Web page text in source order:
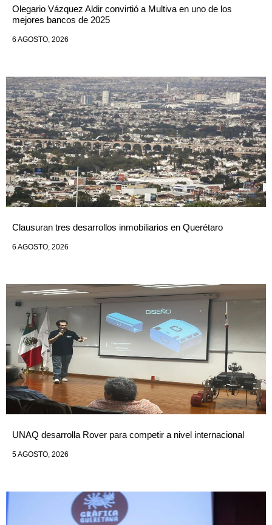
Olegario Vázquez Aldir convirtió a Multiva en uno de los
mejores bancos de 2025
6 AGOSTO, 2026
Clausuran tres desarrollos inmobiliarios en Querétaro
6 AGOSTO, 2026
UNAQ desarrolla Rover para competir a nivel internacional
5 AGOSTO, 2026